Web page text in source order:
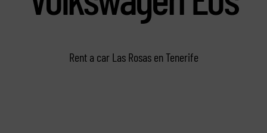
Rent a car Las Rosas en Tenerife